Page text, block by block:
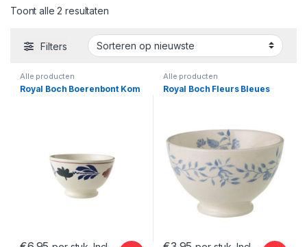
Toont alle 2 resultatenGesorteerd op nieuwste
Filters
Alle producten
Royal Boch Boerenbont Kom
Alle producten
Royal Boch Fleurs Bleues